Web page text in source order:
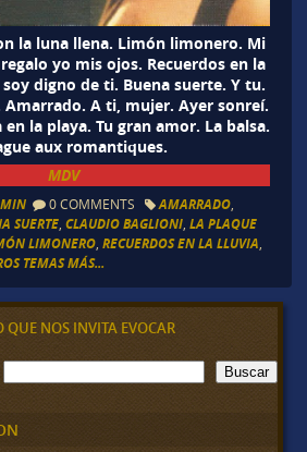
la luna llena. Limón limonero. Mi
yo mis ojos. Recuerdos en la
digno de ti. Buena suerte. Y tu.
Amarrado. A ti, mujer. Ayer sonreí.
la playa. Tu gran amor. La balsa.
aux romantiques.
MDV
0 COMMENTS AMARRADO,
SUERTE, CLAUDIO BAGLIONI, LA PLAQUE
LIMONERO, RECUERDOS EN LA LLUVIA
TEMAS MÁS...
QUE NOS INVITA EVOCAR
B
u
c
a
Buscar